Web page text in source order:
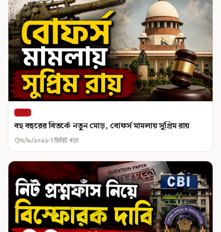
দেশ
বহু বছরের বিতর্কে নতুন মোড়, বোফর্স মামলায় সুপ্রিম রায়
৭/৮/২০২৬ 1 মিনিট পড়া